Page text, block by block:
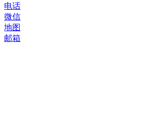
电话
微信
地图
邮箱